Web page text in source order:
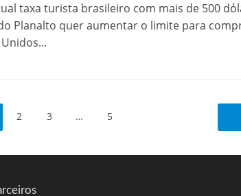
taxa turista brasileiro com mais de 500
Planalto quer aumentar o limite para
2 3 … 5